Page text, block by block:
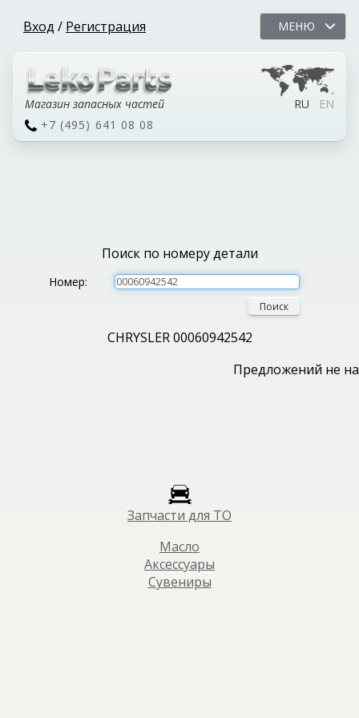
Вход / Регистрация МЕНЮ
Магазин запасных частей RU
EN
+7 (495) 641 08 08
Поиск по номеру детали
Номер:
Поиск
CHRYSLER 00060942542
Предложений не
Запчасти для ТО
Масло
Аксессуары
Сувениры